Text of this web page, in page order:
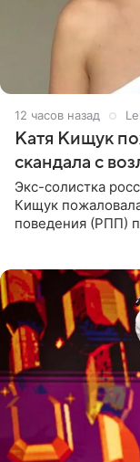
12 часов назад
Катя Кищук
скандала с
Экс-солистка
Кищук
поведения (РПП)